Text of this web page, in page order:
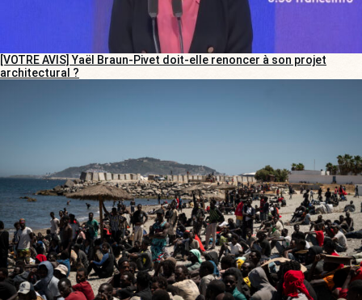
[VOTRE AVIS] Yaël Braun-Pivet doit-elle renoncer à son projet
architectural ?